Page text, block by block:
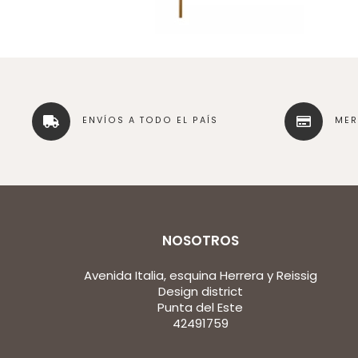
ENVÍOS A TODO EL PAÍS
NOSOTROS
Avenida Italia, esquina Herrera y Reissig
Design district
Punta del Este
42491759